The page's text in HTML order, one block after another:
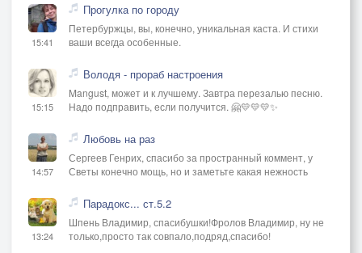
15:41
Прогулка по городу
Петербуржцы, вы, конечно, уникальная каста. И стихи
ваши всегда особенные.
15:15
Володя - прораб настроения
Mangust, может и к лучшему. Завтра перезалью песню.
Надо подправить, если получится. 🤗💛💛💛✨
14:57
Любовь на раз
Сергеев Генрих, спасибо за пространный коммент, у
Светы конечно мощь, но и заметьте какая нежность
13:24
Парадокс... ст.5.2
Шпень Владимир, спасибушки!Фролов Владимир, ну не
только,просто так совпало,подряд,спасибо!